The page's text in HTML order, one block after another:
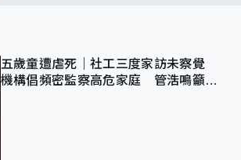
五歲童遭虐死｜社工三度家訪未察覺
機構倡頻密監察高危家庭 管浩鳴籲加